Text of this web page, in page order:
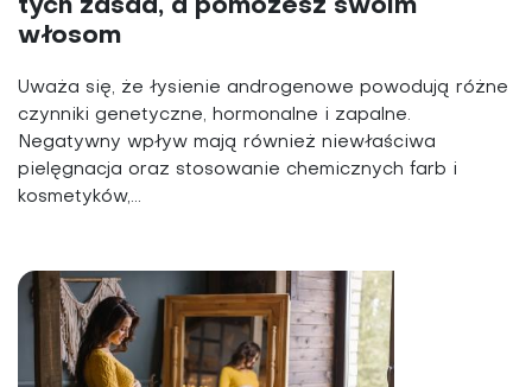
tych zasad, a pomożesz swoim
włosom
Uważa się, że łysienie androgenowe powodują różne
czynniki genetyczne, hormonalne i zapalne.
Negatywny wpływ mają również niewłaściwa
pielęgnacja oraz stosowanie chemicznych farb i
kosmetyków,...